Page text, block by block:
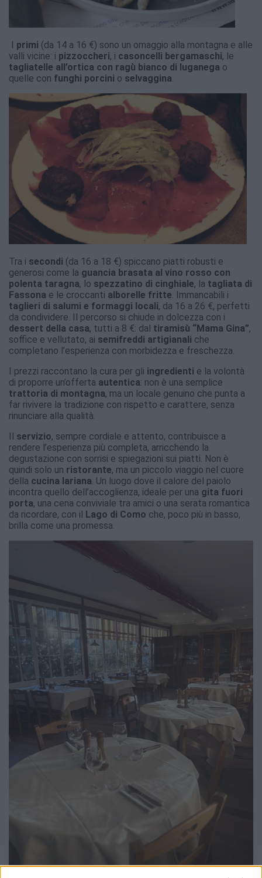
primi (da 14 a 16 €) sono un omaggio alla montagna e alle
valli vicine: i pizzoccheri, i casoncelli bergamaschi, le
tagliatelle all’ortica con ragù bianco di luganega o
quelle con funghi porcini o selvaggina.
Tra i secondi (da 16 a 18 €) spiccano piatti robusti e
generosi come la guancia brasata al vino rosso con
polenta taragna, lo spezzatino di cinghiale, la tagliata di
Fassona e le croccanti alborelle fritte. Immancabili i
taglieri di salumi e formaggi locali, da 16 a 26 €, perfetti
da condividere. Il percorso si chiude in dolcezza con i
dessert della casa, tutti a 8 €: dal tiramisù “Mama Gina”,
soffice e vellutato, ai semifreddi artigianali che
completano l’esperienza con morbidezza e freschezza.
I prezzi raccontano la cura per gli ingredienti e la volontà
di proporre un’offerta autentica: non è una semplice
trattoria di montagna, ma un locale genuino che punta a
far rivivere la tradizione con rispetto e carattere, senza
rinunciare alla qualità.
Il servizio, sempre cordiale e attento, contribuisce a
rendere l’esperienza più completa, arricchendo la
degustazione con sorrisi e spiegazioni sui piatti. Non è
quindi solo un ristorante, ma un piccolo viaggio nel cuore
della cucina lariana. Un luogo dove il calore del paiolo
incontra quello dell’accoglienza, ideale per una gita fuori
porta, una cena conviviale tra amici o una serata romantica
da ricordare, con il Lago di Como che, poco più in basso,
brilla come una promessa.